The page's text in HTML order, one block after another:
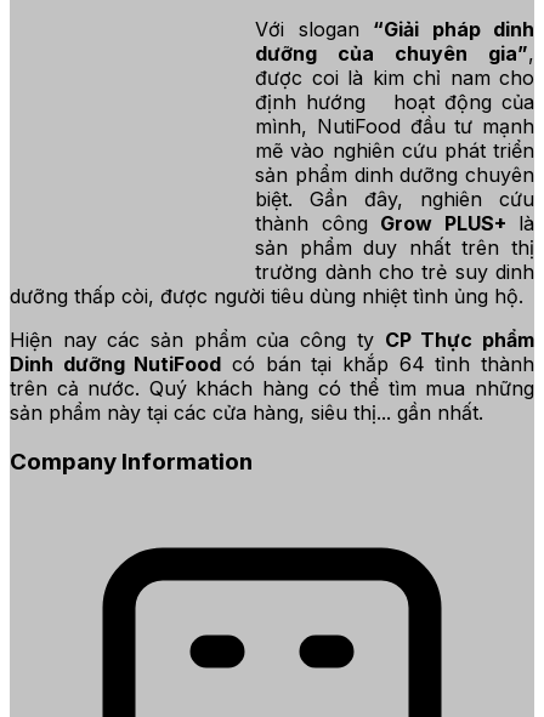
Với slogan “Giải pháp dinh
dưỡng của chuyên gia”,
được coi là kim chỉ nam cho
định hướng hoạt động của
mình, NutiFood đầu tư mạnh
mẽ vào nghiên cứu phát triển
sản phẩm dinh dưỡng chuyên
biệt. Gần đây, nghiên cứu
thành công Grow PLUS+ là
sản phẩm duy nhất trên thị
trường dành cho trẻ suy dinh
dưỡng thấp còi, được người tiêu dùng nhiệt tình ủng hộ.
Hiện nay các sản phẩm của công ty CP Thực phẩm
Dinh dưỡng NutiFood có bán tại khắp 64 tỉnh thành
trên cả nước. Quý khách hàng có thể tìm mua những
sản phẩm này tại các cửa hàng, siêu thị... gần nhất.
Company Information